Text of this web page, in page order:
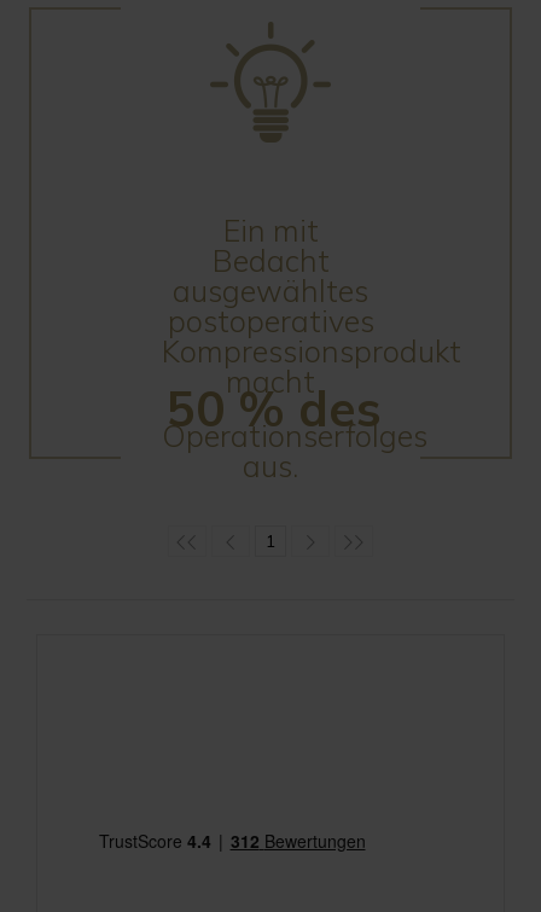
Ein mit
Bedacht
ausgewähltes
postoperatives
Kompressionsprodukt
macht
50 % des
Operationserfolges
aus.
1